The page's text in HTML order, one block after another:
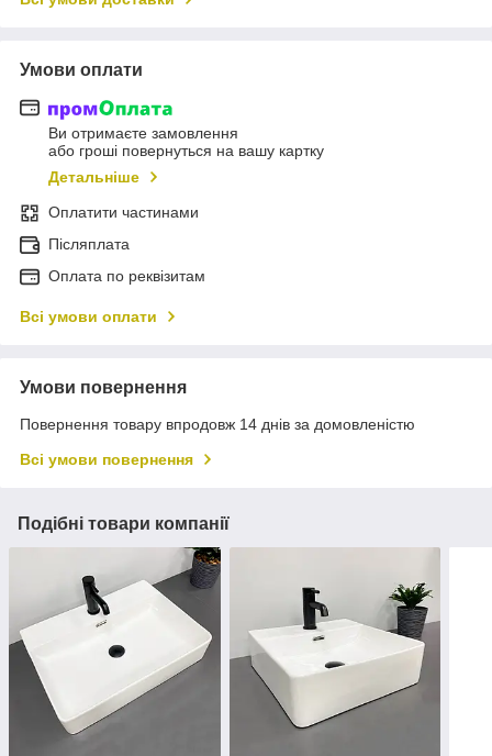
Умови оплати
Ви отримаєте замовлення
або гроші повернуться на вашу картку
Детальніше
Оплатити частинами
Післяплата
Оплата по реквізитам
Всі умови оплати
Умови повернення
Повернення товару впродовж 14 днів за домовленістю
Всі умови повернення
Подібні товари компанії